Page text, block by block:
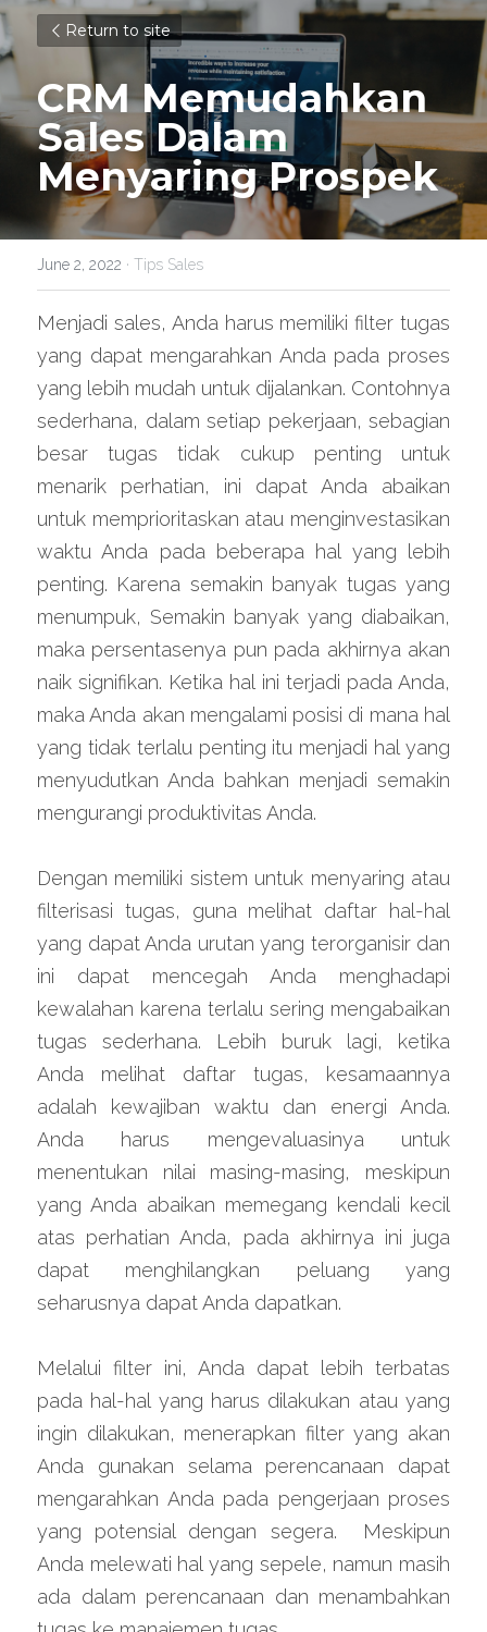
Return to site
CRM Memudahkan
Sales Dalam
Menyaring Prospek
June 2, 2022 · Tips Sales
Menjadi sales, Anda harus memiliki filter tugas
yang dapat mengarahkan Anda pada proses
yang lebih mudah untuk dijalankan. Contohnya
sederhana, dalam setiap pekerjaan, sebagian
besar tugas tidak cukup penting untuk
menarik perhatian, ini dapat Anda abaikan
untuk memprioritaskan atau menginvestasikan
waktu Anda pada beberapa hal yang lebih
penting. Karena semakin banyak tugas yang
menumpuk, Semakin banyak yang diabaikan,
maka persentasenya pun pada akhirnya akan
naik signifikan. Ketika hal ini terjadi pada Anda,
maka Anda akan mengalami posisi di mana hal
yang tidak terlalu penting itu menjadi hal yang
menyudutkan Anda bahkan menjadi semakin
mengurangi produktivitas Anda.
Dengan memiliki sistem untuk menyaring atau
filterisasi tugas, guna melihat daftar hal-hal
yang dapat Anda urutan yang terorganisir dan
ini dapat mencegah Anda menghadapi
kewalahan karena terlalu sering mengabaikan
tugas sederhana. Lebih buruk lagi, ketika
Anda melihat daftar tugas, kesamaannya
adalah kewajiban waktu dan energi Anda.
Anda harus mengevaluasinya untuk
menentukan nilai masing-masing, meskipun
yang Anda abaikan memegang kendali kecil
atas perhatian Anda, pada akhirnya ini juga
dapat menghilangkan peluang yang
seharusnya dapat Anda dapatkan.
Melalui filter ini, Anda dapat lebih terbatas
pada hal-hal yang harus dilakukan atau yang
ingin dilakukan, menerapkan filter yang akan
Anda gunakan selama perencanaan dapat
mengarahkan Anda pada pengerjaan proses
yang potensial dengan segera.  Meskipun
Anda melewati hal yang sepele, namun masih
ada dalam perencanaan dan menambahkan